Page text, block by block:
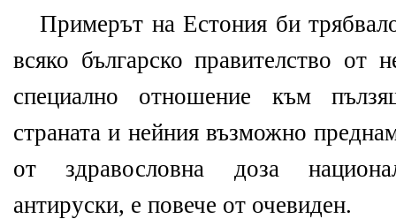
Примерът на Естония би
всяко българско правителство от
специално отношение към
страната и нейния възможно
от здравословна доза
антируски, е повече от очевиден.